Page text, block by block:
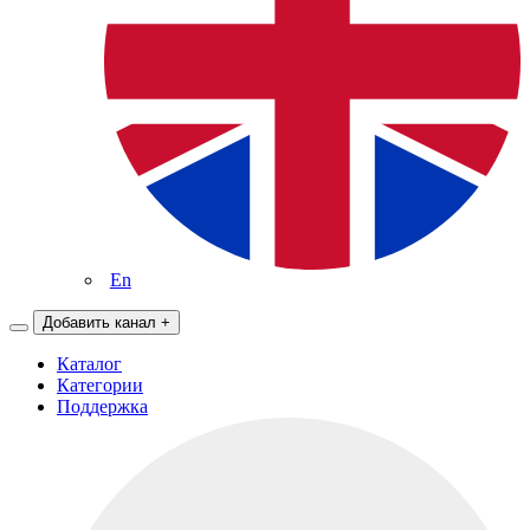
En
Добавить канал +
Каталог
Категории
Поддержка